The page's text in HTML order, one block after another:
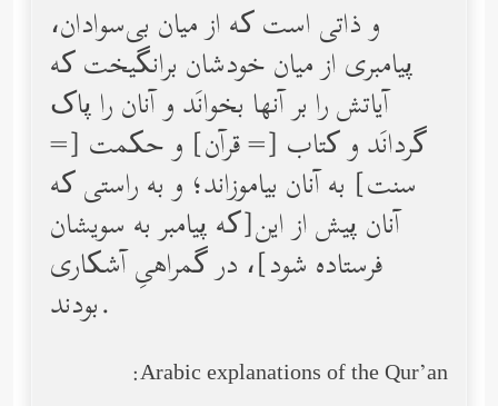
و ذاتی است که از میان بی‌سوادان،
پیامبری از میان خودشان برانگیخت که
آیاتش را بر آنها بخوانَد و آنان را پاک
گردانَد و کتاب [= قرآن] و حکمت [=
سنت] به آنان بیاموزاند؛ و به راستی که
آنان پیش از این[که پیامبر به سویشان
فرستاده شود]، در گمراهیِ آشکاری
بودند.
Arabic explanations of the Qur’an: